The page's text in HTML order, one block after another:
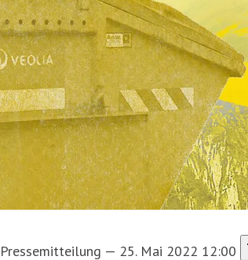
Pressemitteilung — 25. Mai 2022 12:00